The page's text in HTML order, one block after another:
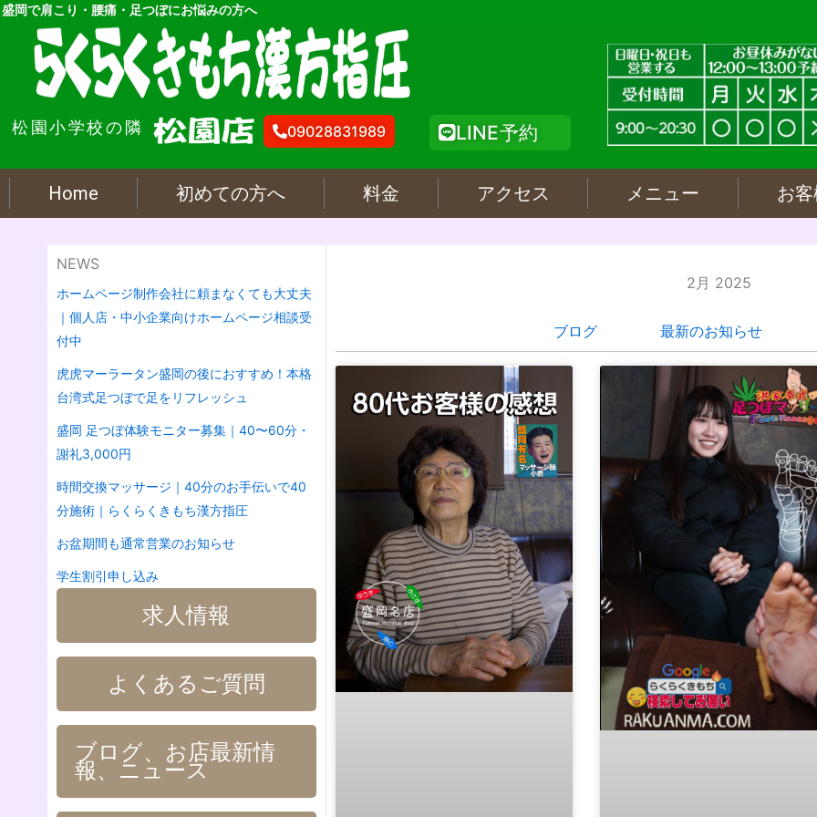
内
ッ
盛岡で肩こり・腰痛・足つぼにお悩みの方へ
松園小学校の隣 09028831989 LINE予約
Home 初めての方へ 料金 アクセス メニュー お
NEWS
ホームページ制作会社に頼まなくても大丈夫
｜個人店・中小企業向けホームページ相談受
付中
虎虎マーラータン盛岡の後におすすめ！本格
台湾式足つぼで足をリフレッシュ
盛岡 足つぼ体験モニター募集｜40〜60分・
謝礼3,000円
時間交換マッサージ｜40分のお手伝いで40
分施術｜らくらくきもち漢方指圧
お盆期間も通常営業のお知らせ
学生割引申し込み
求人情報
よくあるご質問
ブログ、お店最新情
報、ニュース
2月 2025
ブログ 最新のお知らせ